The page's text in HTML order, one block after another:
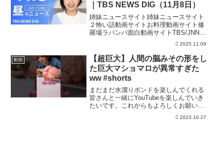
｜TBS NEWS DIG（11月8日）
姉妹ニュースサイト姉妹ニュースサイト
２怖い話動画サイトお料理動画サイト修
羅場ラバンバ面白動画サイトTBS/JNNニ
ュースから、最新情報をダイジェストで
#news ▼TBS NEWS DIG 公式サイト...
2025.11.09
動画
【超巨大】人間の脳みその形をし
た巨大マショマロが異常すぎた
ww #shorts
まだまだ水溜りボンドを楽しんでくれる
皆さんと一緒にYouTubeを楽しんでいき
たいです。これからもよろしくお願いま
す。目指せ４２０万人！！！新しい夏グ
ッズはこちら！動画を楽しんでいただけ
2023.10.27